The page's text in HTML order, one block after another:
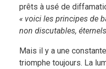
prêts à usé de
« voici les principes de
non discutables,
Mais il y a une
triomphe toujours. La